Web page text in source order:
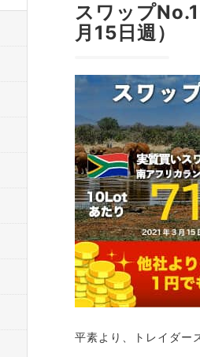
スワップ
月15日週）
平素より、トレイダー